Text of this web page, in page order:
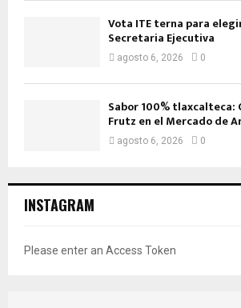
Vota ITE terna para
Secretaria Ejecutiva
agosto 6, 2026 0
Sabor 100% tlaxcalteca:
Frutz en el Mercado de
agosto 6, 2026 0
INSTAGRAM
Please enter an Access Token